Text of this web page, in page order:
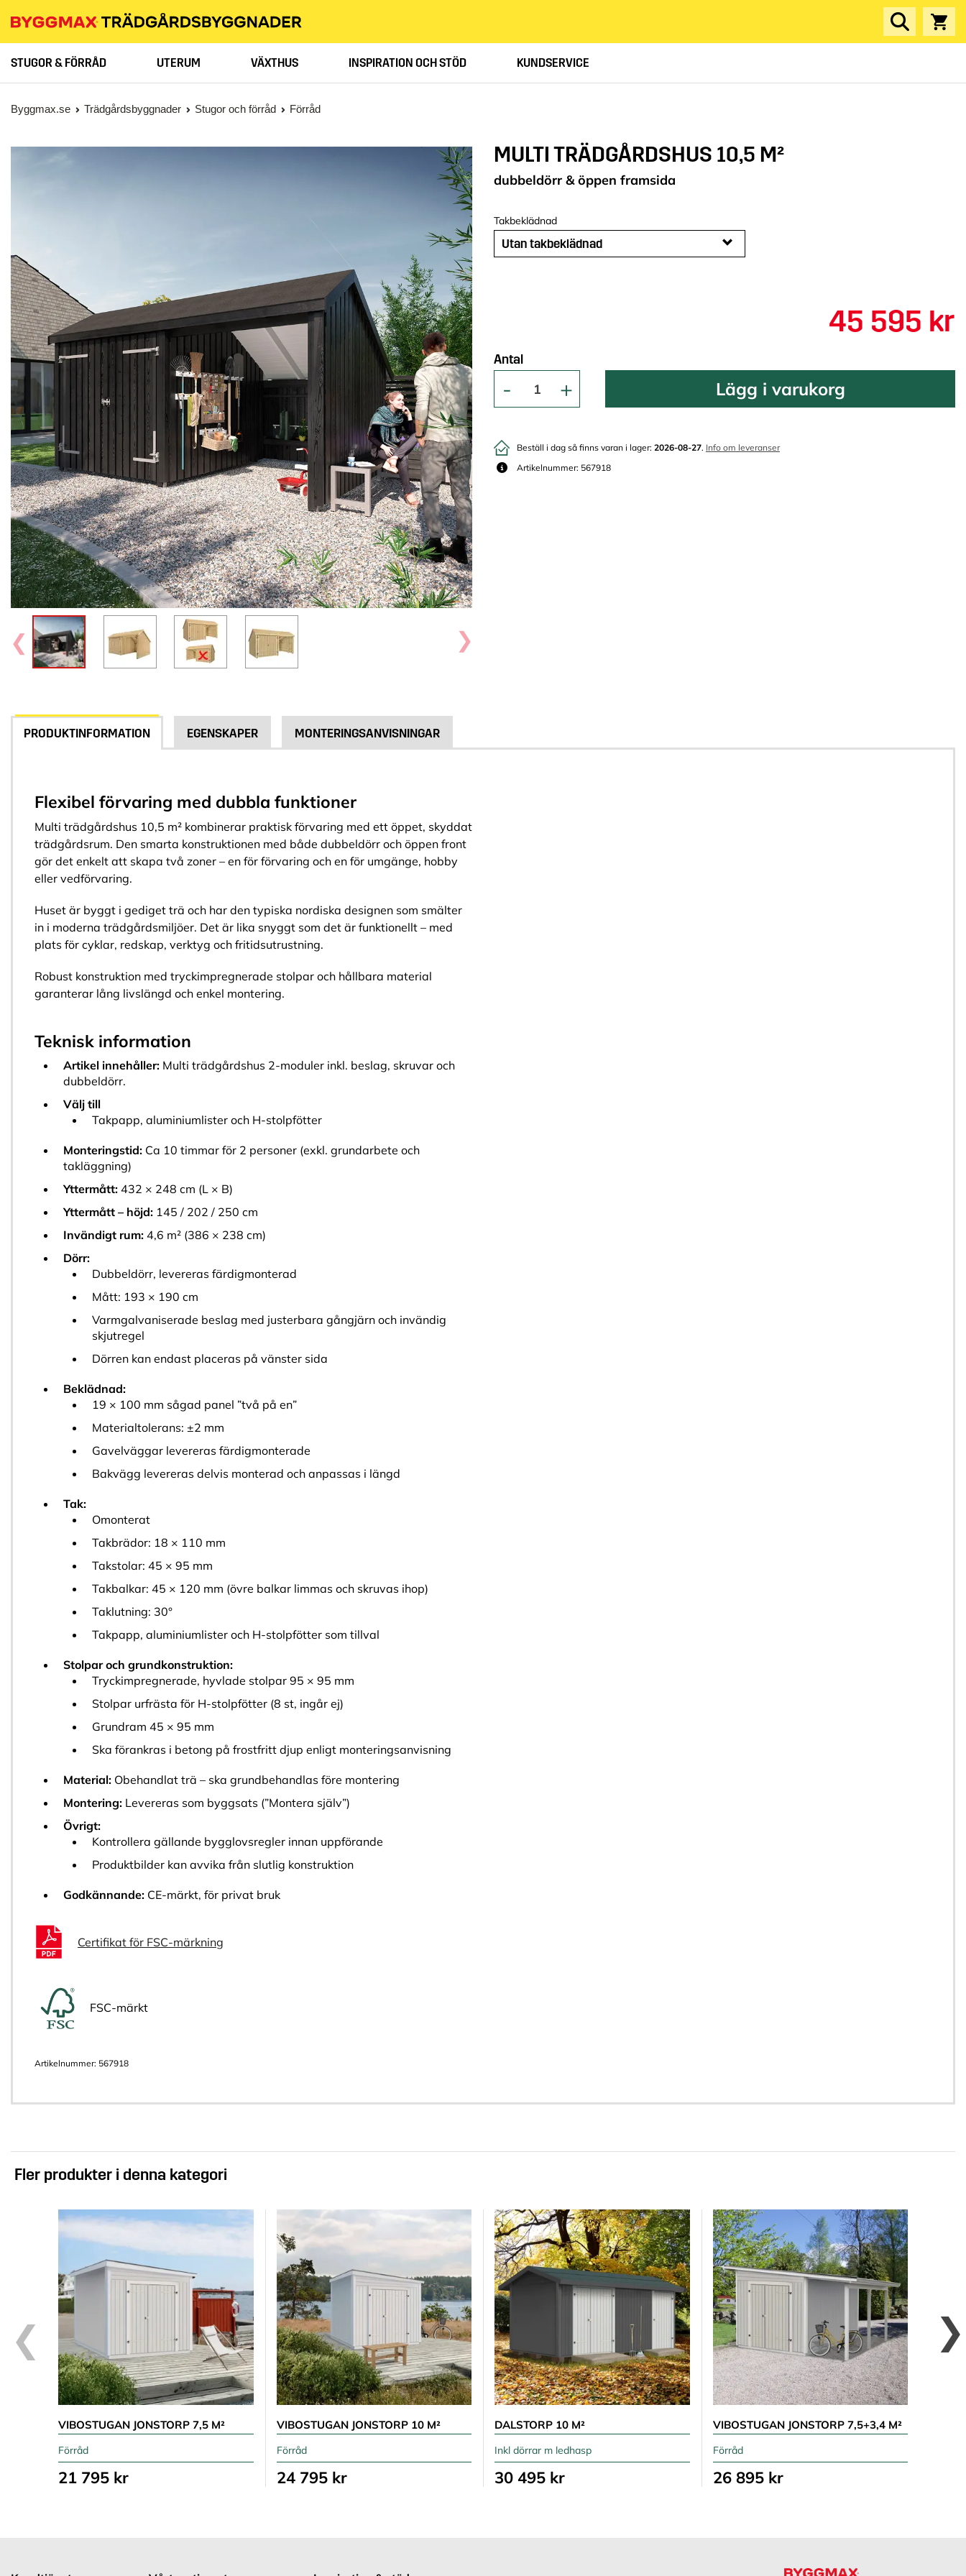
STUGOR & FÖRRÅD UTERUM VÄXTHUS INSPIRATION OCH STÖD KUNDSERVICE
Byggmax.se Trädgårdsbyggnader Stugor och förråd Förråd
MULTI TRÄDGÅRDSHUS 10,5 M²
dubbeldörr & öppen framsida
Takbeklädnad
Utan takbeklädnad
45 595 kr
Antal
Lägg i varukorg
Beställ i dag så finns varan i lager: 2026-08-27. Info om leveranser
Artikelnummer: 567918
PRODUKTINFORMATION EGENSKAPER MONTERINGSANVISNINGAR
Flexibel förvaring med dubbla funktioner
Multi trädgårdshus 10,5 m² kombinerar praktisk förvaring med ett öppet, skyddat
trädgårdsrum. Den smarta konstruktionen med både dubbeldörr och öppen front
gör det enkelt att skapa två zoner – en för förvaring och en för umgänge, hobby
eller vedförvaring.
Huset är byggt i gediget trä och har den typiska nordiska designen som smälter
in i moderna trädgårdsmiljöer. Det är lika snyggt som det är funktionellt – med
plats för cyklar, redskap, verktyg och fritidsutrustning.
Robust konstruktion med tryckimpregnerade stolpar och hållbara material
garanterar lång livslängd och enkel montering.
Teknisk information
Artikel innehåller: Multi trädgårdshus 2-moduler inkl. beslag, skruvar och
dubbeldörr.
Välj till
Takpapp, aluminiumlister och H-stolpfötter
Monteringstid: Ca 10 timmar för 2 personer (exkl. grundarbete och
takläggning)
Yttermått: 432 × 248 cm (L × B)
Yttermått – höjd: 145 / 202 / 250 cm
Invändigt rum: 4,6 m² (386 × 238 cm)
Dörr:
Dubbeldörr, levereras färdigmonterad
Mått: 193 × 190 cm
Varmgalvaniserade beslag med justerbara gångjärn och invändig
skjutregel
Dörren kan endast placeras på vänster sida
Beklädnad:
19 × 100 mm sågad panel ”två på en”
Materialtolerans: ±2 mm
Gavelväggar levereras färdigmonterade
Bakvägg levereras delvis monterad och anpassas i längd
Tak:
Omonterat
Takbrädor: 18 × 110 mm
Takstolar: 45 × 95 mm
Takbalkar: 45 × 120 mm (övre balkar limmas och skruvas ihop)
Taklutning: 30°
Takpapp, aluminiumlister och H-stolpfötter som tillval
Stolpar och grundkonstruktion:
Tryckimpregnerade, hyvlade stolpar 95 × 95 mm
Stolpar urfrästa för H-stolpfötter (8 st, ingår ej)
Grundram 45 × 95 mm
Ska förankras i betong på frostfritt djup enligt monteringsanvisning
Material: Obehandlat trä – ska grundbehandlas före montering
Montering: Levereras som byggsats (”Montera själv”)
Övrigt:
Kontrollera gällande bygglovsregler innan uppförande
Produktbilder kan avvika från slutlig konstruktion
Godkännande: CE-märkt, för privat bruk
Certifikat för FSC-märkning
FSC-märkt
Artikelnummer: 567918
Fler produkter i denna kategori
VIBOSTUGAN JONSTORP 7,5 M²
Förråd
21 795 kr
VIBOSTUGAN JONSTORP 10 M²
Förråd
24 795 kr
DALSTORP 10 M²
Inkl dörrar m ledhasp
30 495 kr
VIBOSTUGAN JONSTORP 7,5+3,4 M²
Förråd
26 895 kr